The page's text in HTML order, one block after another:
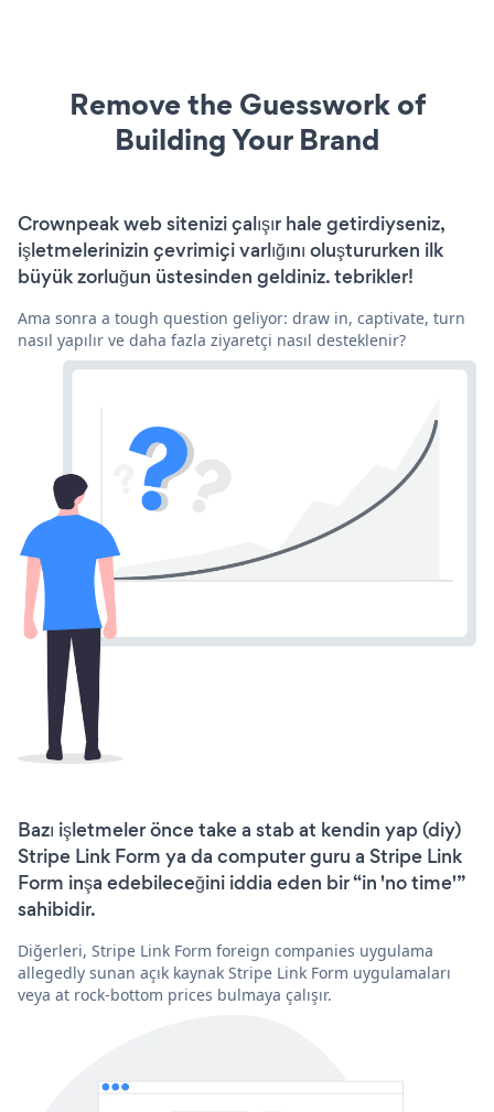
Remove the Guesswork of
Building Your Brand
Crownpeak web sitenizi çalışır hale getirdiyseniz,
işletmelerinizin çevrimiçi varlığını oluştururken ilk
büyük zorluğun üstesinden geldiniz. tebrikler!
Ama sonra a tough question geliyor: draw in, captivate, turn
nasıl yapılır ve daha fazla ziyaretçi nasıl desteklenir?
Bazı işletmeler önce take a stab at kendin yap (diy)
Stripe Link Form ya da computer guru a Stripe Link
Form inşa edebileceğini iddia eden bir “in 'no time'”
sahibidir.
Diğerleri, Stripe Link Form foreign companies uygulama
allegedly sunan açık kaynak Stripe Link Form uygulamaları
veya at rock-bottom prices bulmaya çalışır.